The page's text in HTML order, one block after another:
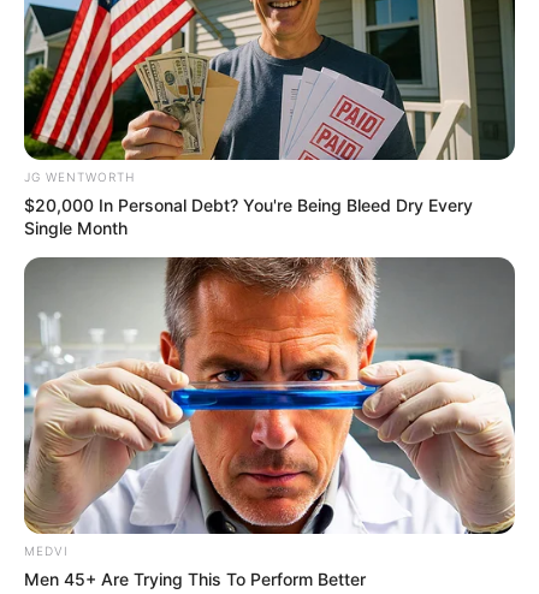
Why this ordinary drink is the secret to feeling your
CTA FAVORITE
JG WENTWORTH
$20,000 In Personal Debt? You're Being Bleed Dry Every
Single Month
MEDVI
Men 45+ Are Trying This To Perform Better